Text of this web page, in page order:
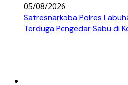
05/08/2026
Satresnarkoba Polres
Terduga Pengedar Sabu di